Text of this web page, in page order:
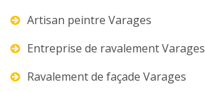
Artisan peintre Varages
Entreprise de ravalement Varages
Ravalement de façade Varages